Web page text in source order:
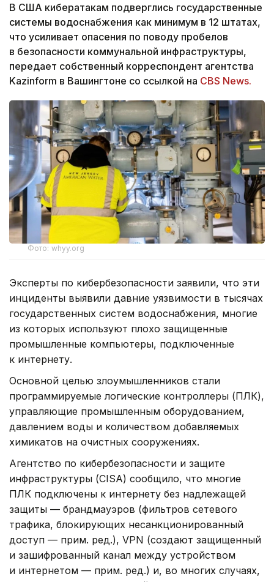
В США кибератакам подверглись государственные
системы водоснабжения как минимум в 12 штатах,
что усиливает опасения по поводу пробелов
в безопасности коммунальной инфраструктуры,
передает собственный корреспондент агентства
Kazinform в Вашингтоне со ссылкой на CBS News.
Фото: whyy.org
Эксперты по кибербезопасности заявили, что эти
инциденты выявили давние уязвимости в тысячах
государственных систем водоснабжения, многие
из которых используют плохо защищенные
промышленные компьютеры, подключенные
к интернету.
Основной целью злоумышленников стали
программируемые логические контроллеры (ПЛК),
управляющие промышленным оборудованием,
давлением воды и количеством добавляемых
химикатов на очистных сооружениях.
Агентство по кибербезопасности и защите
инфраструктуры (CISA) сообщило, что многие
ПЛК подключены к интернету без надлежащей
защиты — брандмауэров (фильтров сетевого
трафика, блокирующих несанкционированный
доступ — прим. ред.), VPN (создают защищенный
и зашифрованный канал между устройством
и интернетом — прим. ред.) и, во многих случаях,